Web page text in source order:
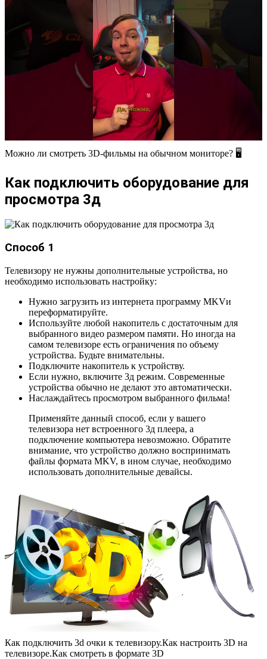
Можно ли смотреть 3D-фильмы на обычном мониторе? 🖥
Как подключить оборудование для
просмотра 3д
Способ 1
Телевизору не нужны дополнительные устройства, но
необходимо использовать настройку:
Нужно загрузить из интернета программу MKVи
переформатируйте.
Используйте любой накопитель с достаточным для
выбранного видео размером памяти. Но иногда на
самом телевизоре есть ограничения по объему
устройства. Будьте внимательны.
Подключите накопитель к устройству.
Если нужно, включите 3д режим. Современные
устройства обычно не делают это автоматически.
Наслаждайтесь просмотром выбранного фильма!
Применяйте данный способ, если у вашего
телевизора нет встроенного 3д плеера, а
подключение компьютера невозможно. Обратите
внимание, что устройство должно воспринимать
файлы формата MKV, в ином случае, необходимо
использовать дополнительные девайсы.
Как подключить 3d очки к телевизору.Как настроить 3D на
телевизоре.Как смотреть в формате 3D